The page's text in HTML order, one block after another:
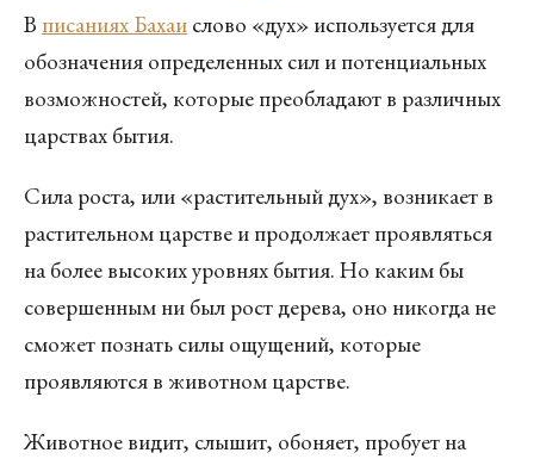
В писаниях Бахаи слово «дух» используется для
обозначения определенных сил и потенциальных
возможностей, которые преобладают в различных
царствах бытия.
Сила роста, или «растительный дух», возникает в
растительном царстве и продолжает проявляться
на более высоких уровнях бытия. Но каким бы
совершенным ни был рост дерева, оно никогда не
сможет познать силы ощущений, которые
проявляются в животном царстве.
Животное видит, слышит, обоняет, пробует на